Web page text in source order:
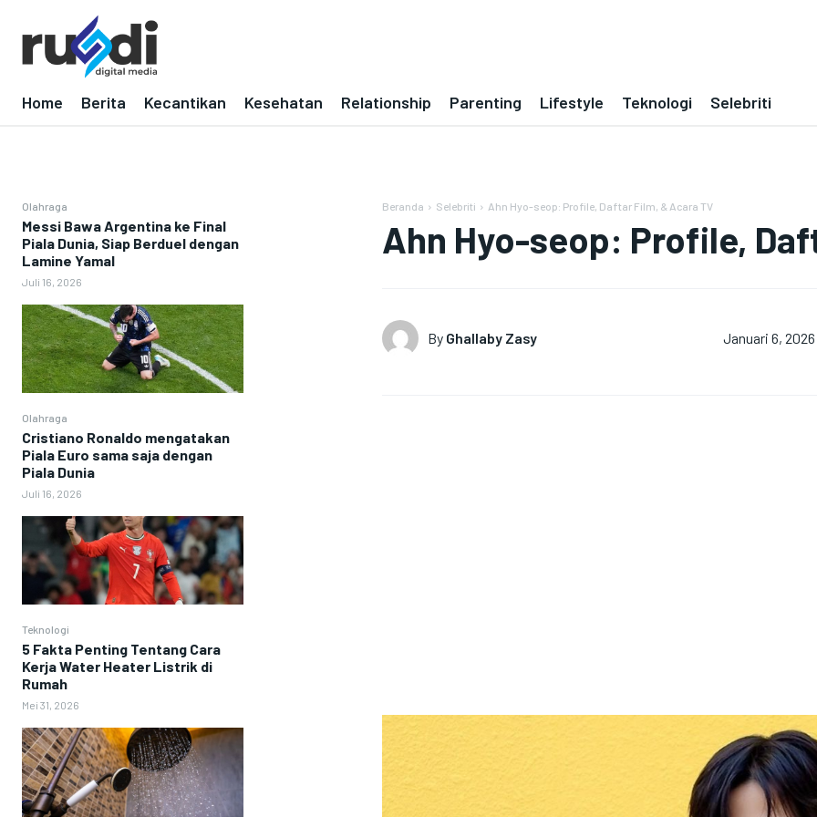
Home Berita Kecantikan Kesehatan Relationship Parenting Lifestyle Teknologi Selebriti
Olahraga
Messi Bawa Argentina ke Final
Piala Dunia, Siap Berduel dengan
Lamine Yamal
Juli 16, 2026
Olahraga
Cristiano Ronaldo mengatakan
Piala Euro sama saja dengan
Piala Dunia
Juli 16, 2026
Teknologi
5 Fakta Penting Tentang Cara
Kerja Water Heater Listrik di
Rumah
Mei 31, 2026
Beranda Selebriti Ahn Hyo-seop: Profile, Daftar Film, & Acara TV
Ahn Hyo-seop: Profile,
By Ghallaby Zasy Januari 6, 2026